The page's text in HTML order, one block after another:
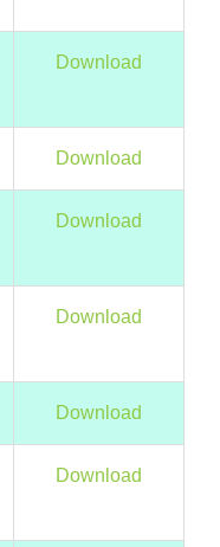
Download
Download
Download
Download
Download
Download